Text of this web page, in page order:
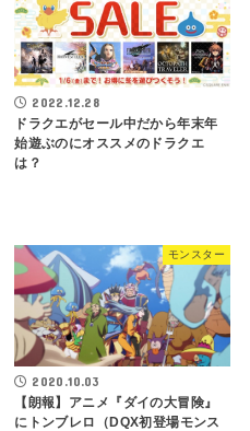
2022.12.28
ドラクエがセール中だから年末年
始遊ぶのにオススメのドラクエ
は？
モンスター
2020.10.03
【朗報】アニメ『ダイの大冒険』
にトンブレロ（DQX初登場モンス